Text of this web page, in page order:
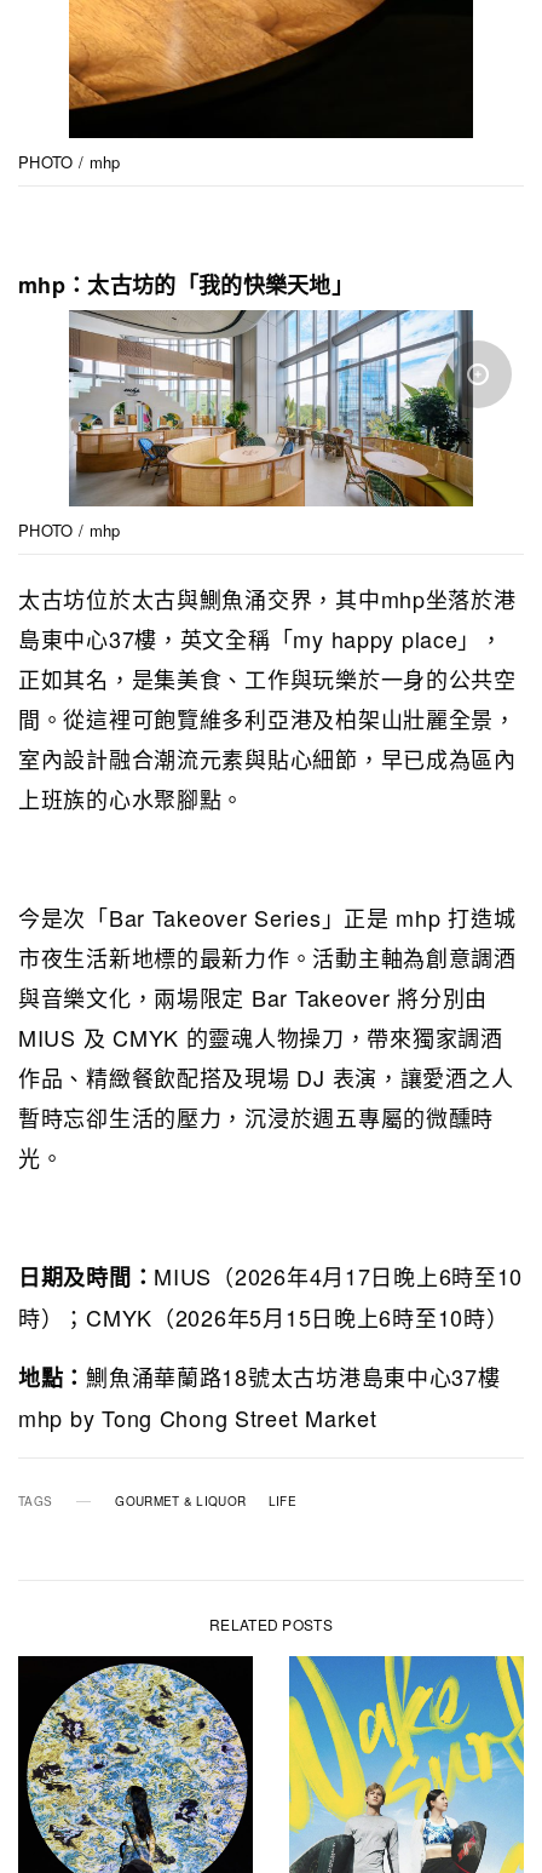
PHOTO / mhp
mhp：太古坊的「我的快樂天地」
PHOTO / mhp
太古坊位於太古與鰂魚涌交界，其中mhp坐落於港
島東中心37樓，英文全稱「my happy place」，
正如其名，是集美食、工作與玩樂於一身的公共空
間。從這裡可飽覽維多利亞港及柏架山壯麗全景，
室內設計融合潮流元素與貼心細節，早已成為區內
上班族的心水聚腳點。
今是次「Bar Takeover Series」正是 mhp 打造城
市夜生活新地標的最新力作。活動主軸為創意調酒
與音樂文化，兩場限定 Bar Takeover 將分別由
MIUS 及 CMYK 的靈魂人物操刀，帶來獨家調酒
作品、精緻餐飲配搭及現場 DJ 表演，讓愛酒之人
暫時忘卻生活的壓力，沉浸於週五專屬的微醺時
光。
日期及時間： MIUS（2026年4月17日晚上6時至10
時）；CMYK（2026年5月15日晚上6時至10時）
地點：鰂魚涌華蘭路18號太古坊港島東中心37樓
mhp by Tong Chong Street Market
TAGS GOURMET & LIQUOR LIFE
RELATED POSTS